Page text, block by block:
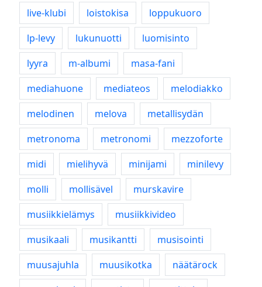
live-klubi
loistokisa
loppukuoro
lp-levy
lukunuotti
luomisinto
lyyra
m-albumi
masa-fani
mediahuone
mediateos
melodiakko
melodinen
melova
metallisydän
metronoma
metronomi
mezzoforte
midi
mielihyvä minijami
minilevy
molli
mollisävel
murskavire
musiikkielämys
musiikkivideo
musikaali
musikantti
musisointi
muusajuhla
muusikotka
näätärock